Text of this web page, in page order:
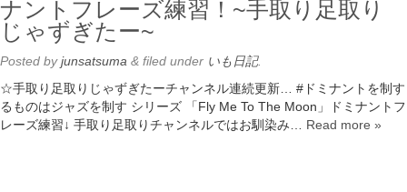
ナントフレーズ練習！~手取り足取り
じゃずぎたー~
Posted byjunsatsuma & filed under いも日記.
☆手取り足取りじゃずぎたーチャンネル連続更新… #ドミナントを制す
るものはジャズを制す シリーズ 「Fly Me To The Moon」ドミナントフ
レーズ練習↓ 手取り足取りチャンネルではお馴染み… Read more »